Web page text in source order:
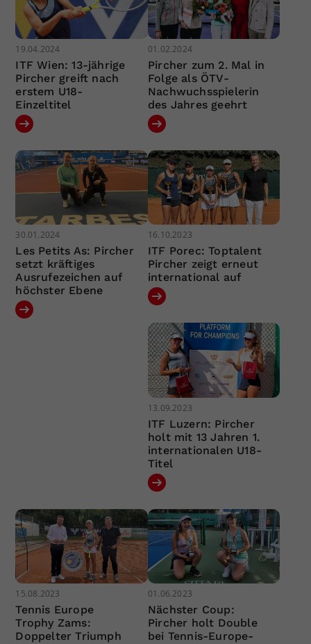
19.04.2024
ITF Wien: 13-jährige
Pircher greift nach
erstem U18-
Einzeltitel
01.02.2024
Pircher zum 2. Mal in
Folge als ÖTV-
Nachwuchsspielerin
des Jahres geehrt
30.01.2024
Les Petits As: Pircher
setzt kräftiges
Ausrufezeichen auf
höchster Ebene
16.10.2023
ITF Porec: Toptalent
Pircher zeigt erneut
international auf
13.09.2023
ITF Luzern: Pircher
holt mit 13 Jahren 1.
internationalen U18-
Titel
15.08.2023
Tennis Europe
Trophy Zams:
Doppelter Triumph
01.06.2023
Nächster Coup:
Pircher holt Double
bei Tennis-Europe-